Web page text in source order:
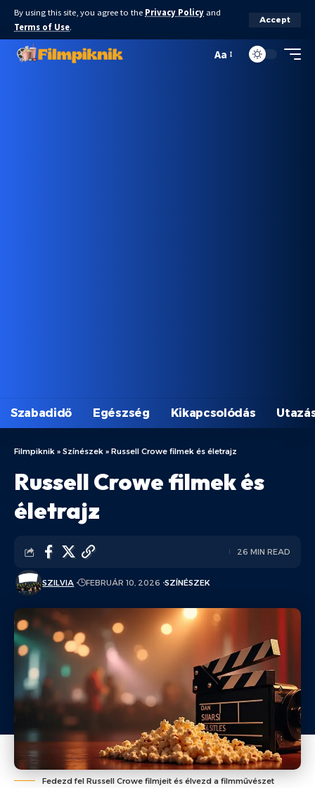
By using this site, you agree to the Privacy Policy and
Terms of Use.
Accept
Aa
Szabadidő Egészség Kikapcsolódás
Filmpiknik » Színészek » Russell Crowe filmek és életrajz
Russell Crowe filmek és
életrajz
SZILVIA FEBRUÁR 10, 2026 SZÍNÉSZEK
26 MIN READ
Fedezd fel Russell Crowe filmjeit és élvezd a filmművészet